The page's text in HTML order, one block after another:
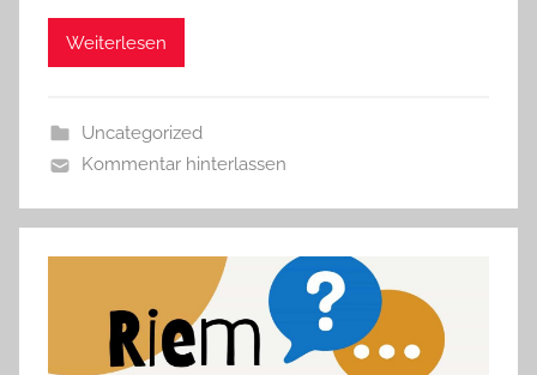
Weiterlesen
Uncategorized
Kommentar hinterlassen